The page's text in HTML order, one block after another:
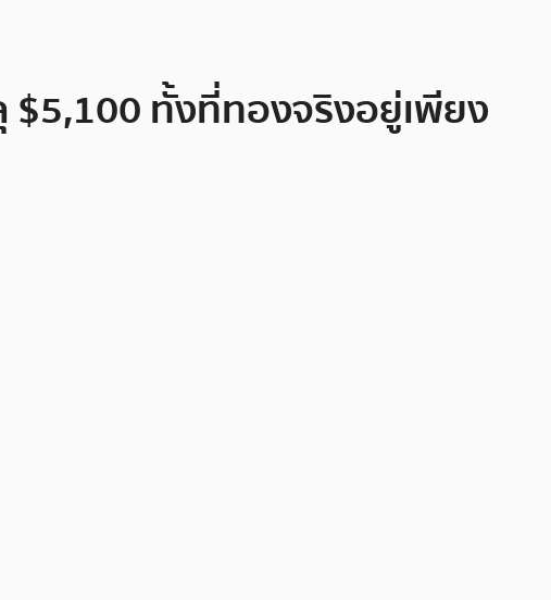
$5,100 ทั้งที่ทองจริงอยู่เพียง